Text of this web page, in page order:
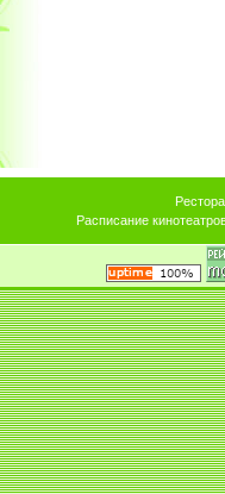
Расписание